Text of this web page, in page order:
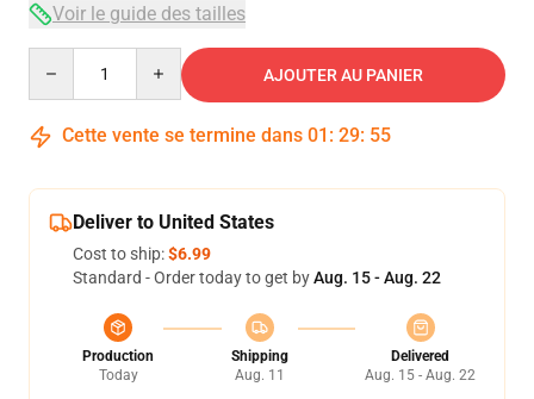
Voir le guide des tailles
AJOUTER AU PANIER
Cette vente se termine dans 01 : 29: 54
Deliver to United States
Cost to ship:$6.99
Standard - Order today to get byAug. 15 - Aug. 22
Production
Today
Shipping
Aug. 11
Delivered
Aug. 15 - Aug. 22